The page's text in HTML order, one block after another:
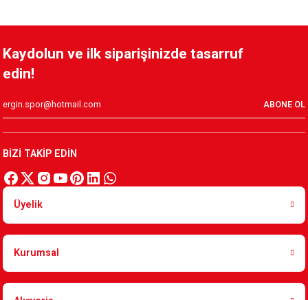
Kaydolun ve ilk siparişinizde tasarruf
edin!
ABONE OL
BİZİ TAKİP EDİN
Üyelik
Kurumsal